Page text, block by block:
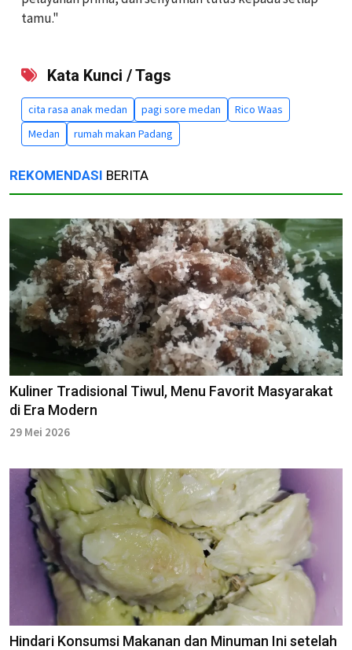
tamu."
Kata Kunci / Tags
cita rasa anak medan pagi sore medan
Rico Waas
Medan
rumah makan Padang
REKOMENDASI BERITA
Kuliner Tradisional Tiwul, Menu Favorit Masyarakat
di Era Modern
29 Mei 2026
Hindari Konsumsi Makanan dan Minuman Ini setelah